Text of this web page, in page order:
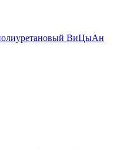
ВиЦыАн